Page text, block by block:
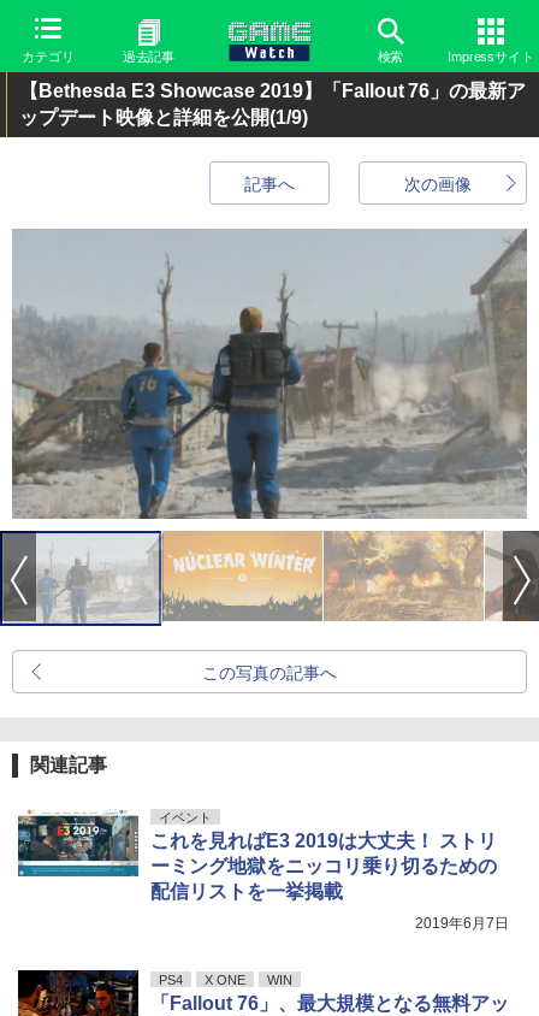
カテゴリ 過去記事 検索 Impressサイト
【Bethesda E3 Showcase 2019】「Fallout 76」の最新ア
ップデート映像と詳細を公開(1/9)
次の画像
記事へ
この写真の記事へ
関連記事
イベント
これを見ればE3 2019は大丈夫！ ストリ
ーミング地獄をニッコリ乗り切るための
配信リストを一挙掲載
2019年6月7日
PS4 X ONE WIN
「Fallout 76」、最大規模となる無料アッ